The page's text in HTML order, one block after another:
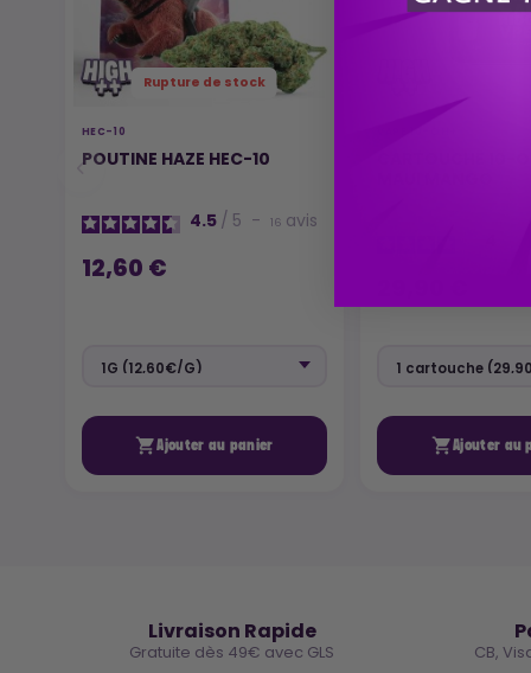
Rupture de stock
HEC-10
POUTINE HAZE HEC-10
4.5 / 5 - 16 avis
12,60 €
Ajouter au panier Ajouter au
Livraison Rapide
Gratuite dès 49€ avec GLS CB,